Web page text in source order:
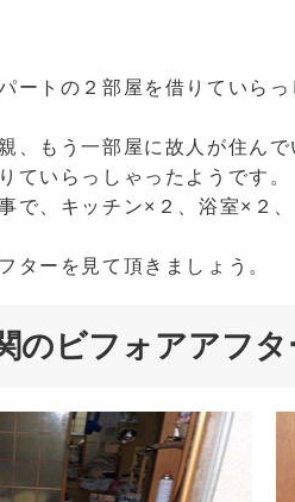
ートの２部屋を借りていら
、もう一部屋に故人が住ん
ていらっしゃったようです。
で、キッチン×２、浴室×２
ターを見て頂きましょう。
のビフォアアフタ